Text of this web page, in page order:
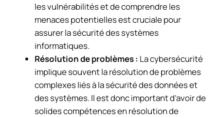
les vulnérabilités et de comprendre les
menaces potentielles est cruciale pour
assurer la sécurité des systèmes
informatiques.
Résolution de problèmes : La cybersécurité
implique souvent la résolution de problèmes
complexes liés à la sécurité des données et
des systèmes. Il est donc important d’avoir de
solides compétences en résolution de